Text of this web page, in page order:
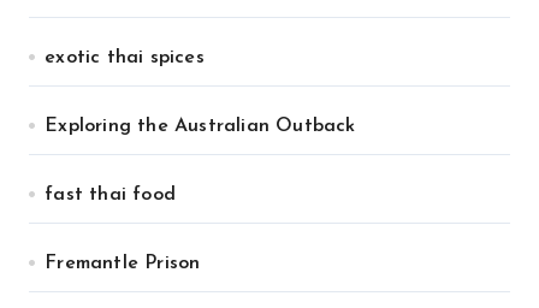
exotic thai spices
Exploring the Australian Outback
fast thai food
Fremantle Prison